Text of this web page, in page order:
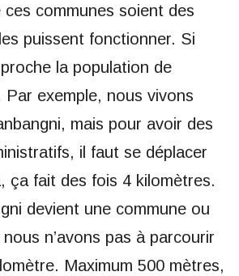
communes soient des
puissent fonctionner. Si
la population de
Par exemple, nous vivons
mais pour avoir des
il faut se déplacer
ça fait des fois 4 kilomètres.
devient une commune ou
n’avons pas à parcourir
Maximum 500 mètres,